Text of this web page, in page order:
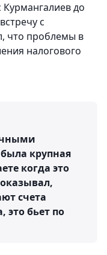
до
с
что проблемы в
налогового
крупная
когда это
счета
это бьет по